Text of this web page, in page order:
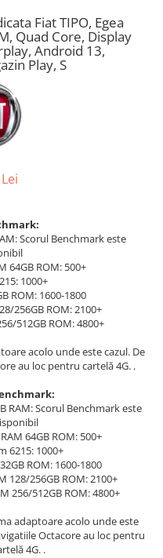
Fiat TIPO, Egea
Quad Core, Display
Android 13,
Play, S
Scorul Benchmark este
64GB ROM: 500+
1000+
ROM: 1600-1800
256GB ROM: 2100+
512GB ROM: 4800+
acolo unde este cazul. De
au loc pentru cartelă 4G. .
RAM: Scorul Benchmark este
64GB ROM: 500+
6215: 1000+
ROM: 1600-1800
128/256GB ROM: 2100+
256/512GB ROM: 4800+
adaptoare acolo unde este
Octacore au loc pentru
4G. .